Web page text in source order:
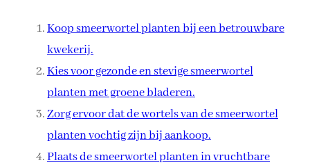
Koop smeerwortel planten bij een betrouwbare
kwekerij.
Kies voor gezonde en stevige smeerwortel
planten met groene bladeren.
Zorg ervoor dat de wortels van de smeerwortel
planten vochtig zijn bij aankoop.
Plaats de smeerwortel planten in vruchtbare